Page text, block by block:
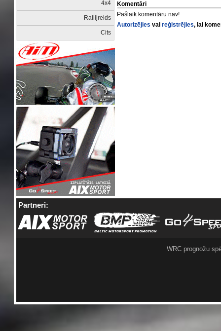
4x4
Rallijreids
Cits
Komentāri
Pašlaik komentāru nav!
Autorizējies vaireģistrējies, lai
Partneri:
WRC prognožu